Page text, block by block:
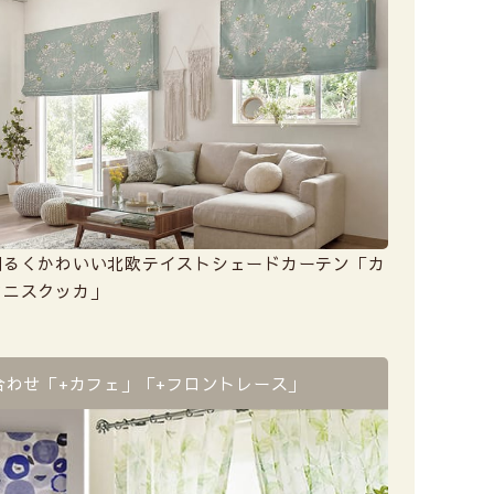
くかわいい北欧テイストシェードカーテン「カ
スクッカ」
せ 「+カフェ」「+フロントレース」